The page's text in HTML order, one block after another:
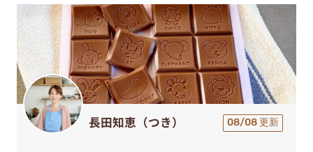
長田知恵（つき） 08/08 更新